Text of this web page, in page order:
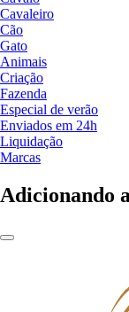
Cavaleiro
Cão
Gato
Animais
Criação
Fazenda
Especial de verão
Enviados em 24h
Liquidação
Marcas
Adicionando